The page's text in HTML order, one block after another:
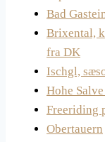
Bad
Brixental,
fra DK
Ischgl,
Hohe
Freeriding
Obertauern